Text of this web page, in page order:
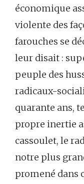
économique
violente des
farouches se
leur disait :
peuple des
radicaux-
quarante ans,
propre inertie
cassoulet, le
notre plus
promené dans